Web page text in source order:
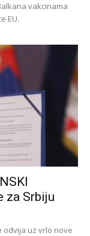
vakcinama
EU.
za Srbiju
odvija uz vrlo nove